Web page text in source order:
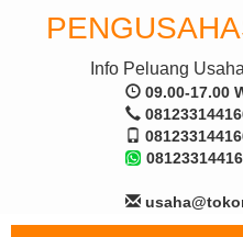
Info Peluang
09.00-17.00